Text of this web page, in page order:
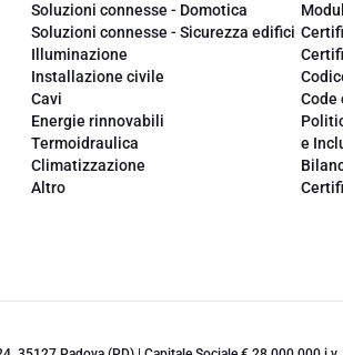
Soluzioni connesse - Domotica
Soluzioni connesse - Sicurezza edifici
Illuminazione
Installazione civile
Cavi
Energie rinnovabili
Termoidraulica
Climatizzazione
Altro
Code
e